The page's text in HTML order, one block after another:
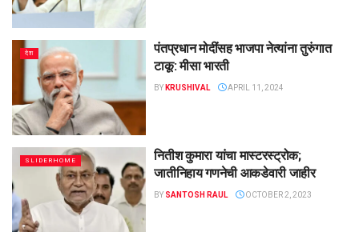
देश
पंतप्रधान मोदींसह भाजपा नेत्यांना तुरुंगात
टाकू: मीसा भारती
BY KRUSHIVAL APRIL 11, 2024
SLIDERHOME
नितीश कुमारा यांचा मास्टरस्ट्रोक;
जातीनिहाय गणनेची आकडेवारी जाहीर
BY SANTOSH RAUL OCTOBER 2, 2023